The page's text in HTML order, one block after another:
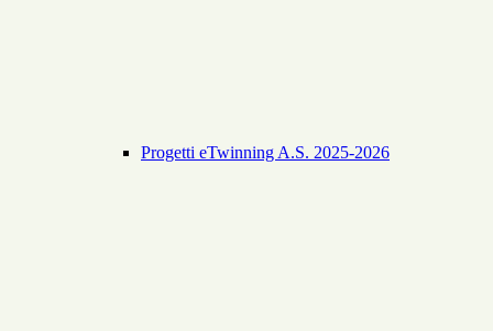
Progetti eTwinning A.S. 2025-2026